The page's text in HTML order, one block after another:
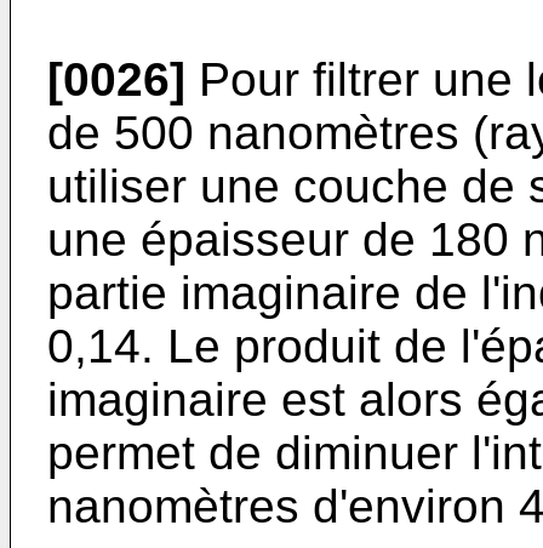
[0026] Pour filtrer une
de 500 nanomètres
utiliser une couche de
une épaisseur de 180
partie imaginaire de
0,14. Le produit de
imaginaire est alors
permet de diminuer
nanomètres d'environ